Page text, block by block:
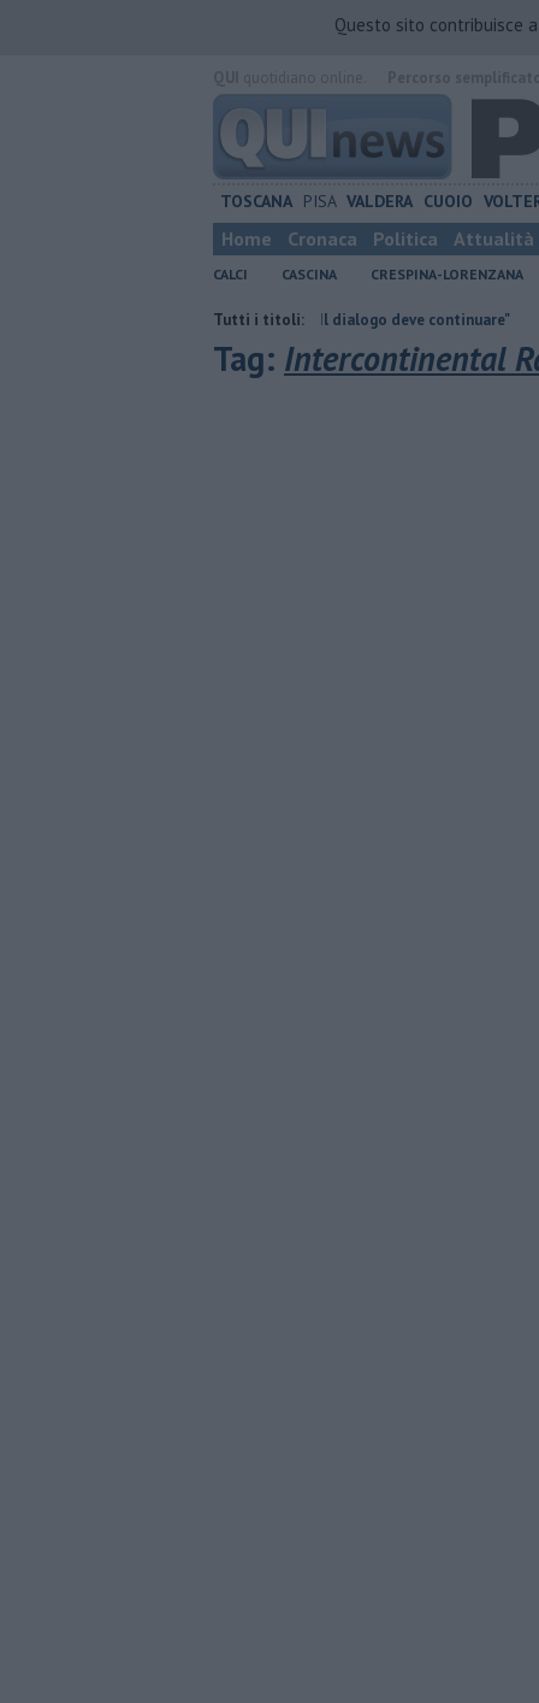
Questo sito contribuisce
TOSCANA PISA VALDERA CUOIO
Home Cronaca Politica Attualità
CALCI CASCINA CRESPINA-LORENZANA
Tutti i titoli:
Takeda, Pasqualino, "Il dialogo deve continuare" Carta
Tag: Intercontinental